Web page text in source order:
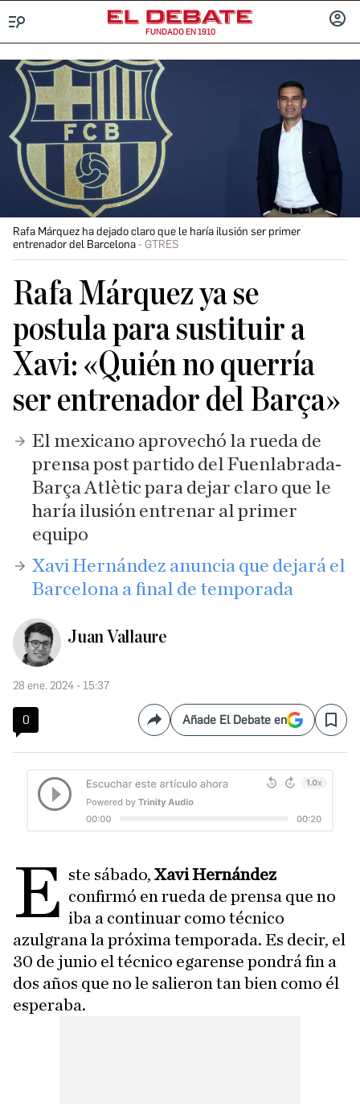
FUNDADO EN 1910
Rafa Márquez ha dejado claro que le haría ilusión ser primer
entrenador del Barcelona
GTRES
Rafa Márquez ya se
postula para sustituir a
Xavi: «Quién no querría
ser entrenador del Barça»
El mexicano aprovechó la rueda de
prensa post partido del Fuenlabrada-
Barça Atlètic para dejar claro que le
haría ilusión entrenar al primer
equipo
Xavi Hernández anuncia que dejará el
Barcelona a final de temporada
Juan Vallaure
28 ene. 2024 - 15:37
0 CompartirAñade El Debate en Save
E ste sábado,Xavi Hernández
confirmó en rueda de prensa que no
iba a continuar como técnico
azulgrana la próxima temporada. Es decir, el
30 de junio el técnico egarense pondrá fin a
dos años que no le salieron tan bien como él
esperaba.